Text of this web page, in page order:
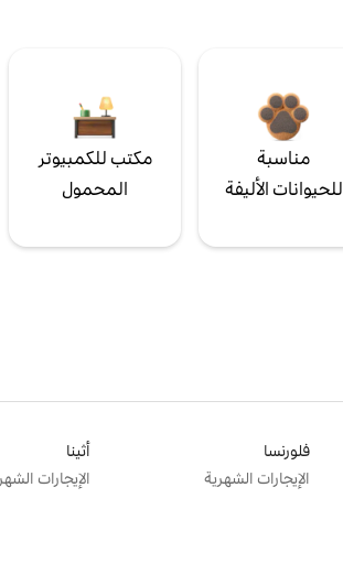
مناسبة
للحيوانات الأليفة
مكتب للكمبيوتر
المحمول
فلورنسا
الإيجارات الشهرية
أثينا
الإيجارات